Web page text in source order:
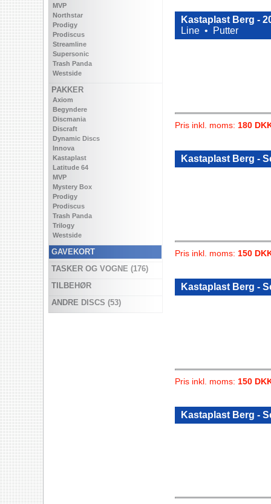
MVP
Northstar
Prodigy
Prodiscus
Streamline
Supersonic
Trash Panda
Westside
PAKKER
Axiom
Begyndere
Discmania
Discraft
Dynamic Discs
Innova
Kastaplast
Latitude 64
MVP
Mystery Box
Prodigy
Prodiscus
Trash Panda
Trilogy
Westside
GAVEKORT
TASKER OG VOGNE (176)
TILBEHØR
ANDRE DISCS (53)
Kastaplast Berg -
Line •
Putter
Pris inkl. moms: 180
Kastaplast Berg -
Pris inkl. moms: 150
Kastaplast Berg -
Pris inkl. moms: 150
Kastaplast Berg -